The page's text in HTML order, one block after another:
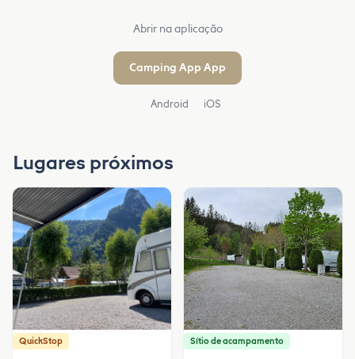
Abrir na aplicação
Camping App App
Android iOS
Lugares próximos
QuickStop Sítio de acampamento